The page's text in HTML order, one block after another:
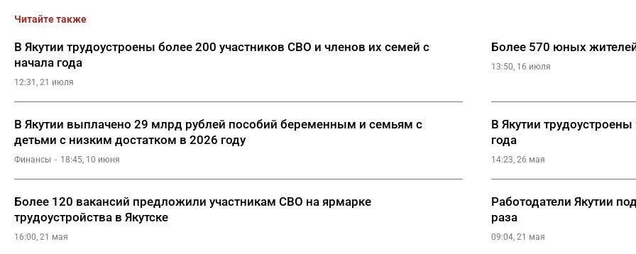
Читайте также
В Якутии трудоустроены более 200 участников СВО и членов их семей с
начала года
12:31, 21 июля
Более 570 юных
13:50, 16 июля
В Якутии выплачено 29 млрд рублей пособий беременным и семьям с
детьми с низким достатком в 2026 году
Финансы 18:45, 10 июня
В Якутии
года
14:23, 26 мая
Более 120 вакансий предложили участникам СВО на ярмарке
трудоустройства в Якутске
16:00, 21 мая
Работодатели Якутии
раза
09:04, 21 мая